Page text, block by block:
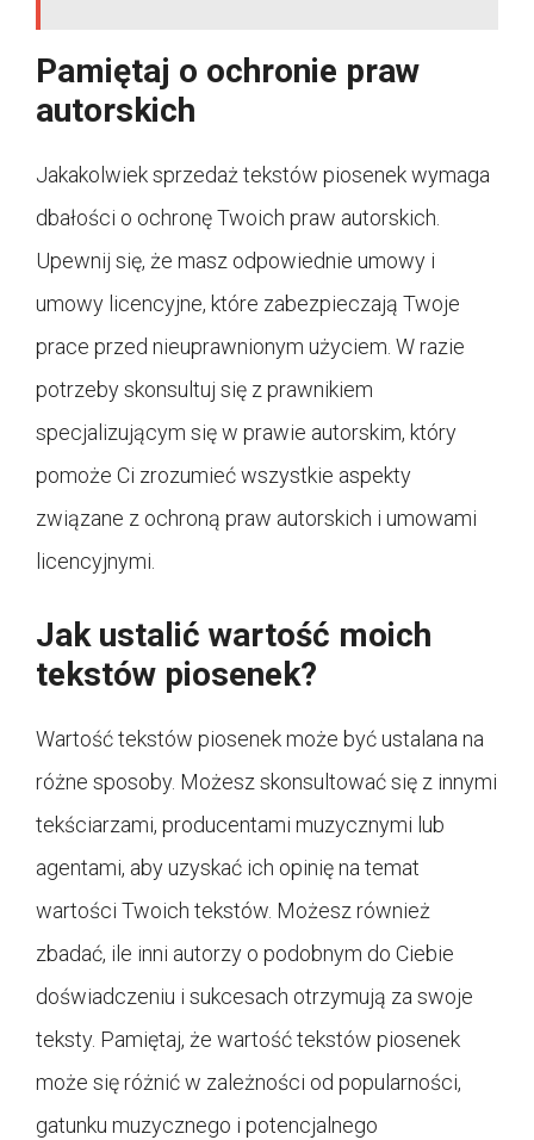
Pamiętaj o ochronie praw
autorskich
Jakakolwiek sprzedaż tekstów piosenek wymaga
dbałości o ochronę Twoich praw autorskich.
Upewnij się, że masz odpowiednie umowy i
umowy licencyjne, które zabezpieczają Twoje
prace przed nieuprawnionym użyciem. W razie
potrzeby skonsultuj się z prawnikiem
specjalizującym się w prawie autorskim, który
pomoże Ci zrozumieć wszystkie aspekty
związane z ochroną praw autorskich i umowami
licencyjnymi.
Jak ustalić wartość moich
tekstów piosenek?
Wartość tekstów piosenek może być ustalana na
różne sposoby. Możesz skonsultować się z innymi
tekściarzami, producentami muzycznymi lub
agentami, aby uzyskać ich opinię na temat
wartości Twoich tekstów. Możesz również
zbadać, ile inni autorzy o podobnym do Ciebie
doświadczeniu i sukcesach otrzymują za swoje
teksty. Pamiętaj, że wartość tekstów piosenek
może się różnić w zależności od popularności,
gatunku muzycznego i potencjalnego